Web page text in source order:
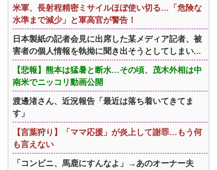
米軍、長射程精密ミサイルほぼ使い切る…「危険な
水準まで減少」と軍高官が警告！
日本製紙の記者会見に出席した某メディア記者、被
害者の個人情報を執拗に聞き出そうとしてしまい...
【悲報】熊本は猛暑と断水…その頃、茂木外相は中
南米でニッコリ動画公開
渡邊渚さん、近況報告「最近は落ち着いてきてま
す」
【言葉狩り】「ママ応援」が炎上して謝罪…もう何
も言えない
「コンビニ、馬鹿にすんなよ」→あのオーナー夫